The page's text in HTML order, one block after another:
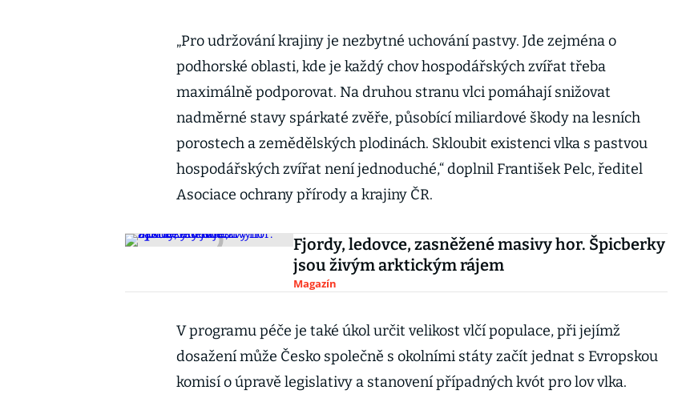
„Pro udržování krajiny je nezbytné uchování pastvy. Jde zejména o
podhorské oblasti, kde je každý chov hospodářských zvířat třeba
maximálně podporovat. Na druhou stranu vlci pomáhají snižovat
nadměrné stavy spárkaté zvěře, působící miliardové škody na lesních
porostech a zemědělských plodinách. Skloubit existenci vlka s pastvou
hospodářských zvířat není jednoduché,“ doplnil František Pelc, ředitel
Asociace ochrany přírody a krajiny ČR.
Fjordy, ledovce, zasněžené masivy hor. Špicberky
jsou živým arktickým rájem
Magazín
V programu péče je také úkol určit velikost vlčí populace, při jejímž
dosažení může Česko společně s okolními státy začít jednat s Evropskou
komisí o úpravě legislativy a stanovení případných kvót pro lov vlka.